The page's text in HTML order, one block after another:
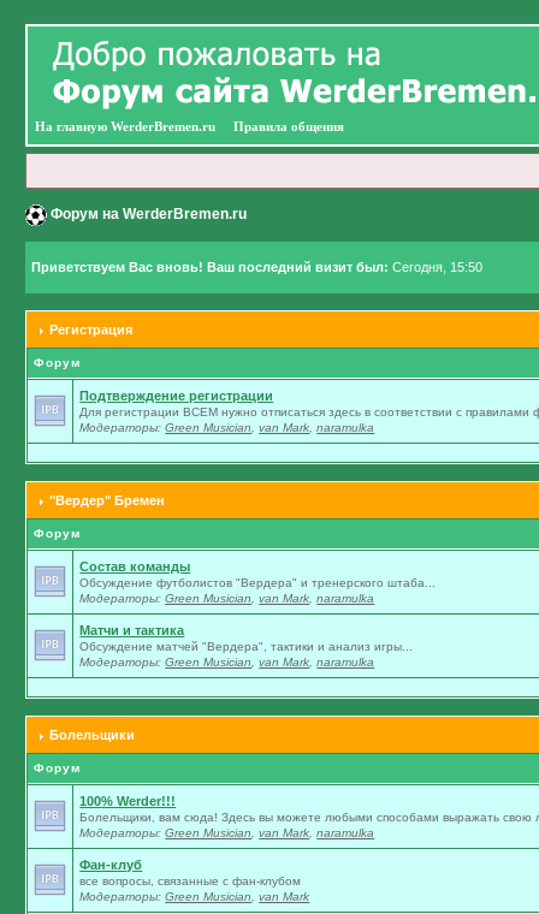
На главную WerderBremen.ru Правила общения
Форум на WerderBremen.ru
Приветствуем Вас вновь! Ваш последний визит был:Сегодня, 15:50
Регистрация
Форум
Подтверждение регистрации
Для регистрации ВСЕМ нужно отписаться здесь в соответствии с правилами
Модераторы:Green Musician ,van Mark ,naramulka
"Вердер" Бремен
Форум
Состав команды
Обсуждение футболистов "Вердера" и тренерского штаба...
Модераторы:Green Musician ,van Mark ,naramulka
Матчи и тактика
Обсуждение матчей "Вердера", тактики и анализ игры...
Модераторы:Green Musician ,van Mark ,naramulka
Болельщики
Форум
100% Werder!!!
Болельщики, вам сюда! Здесь вы можете любыми способами выражать свою
Модераторы:Green Musician ,van Mark ,naramulka
Фан-клуб
все вопросы, связанные с фан-клубом
Модераторы:Green Musician ,van Mark